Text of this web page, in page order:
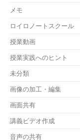
メモ
ロイロノートスクール
授業動画
授業実践へのヒント
未分類
画像の加工・編集
画面共有
講義ビデオ作成
音声の共有